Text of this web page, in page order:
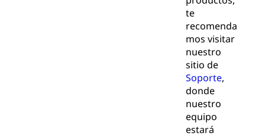
te
recomenda
mos visitar
nuestro
sitio de
Soporte,
donde
nuestro
equipo
estará